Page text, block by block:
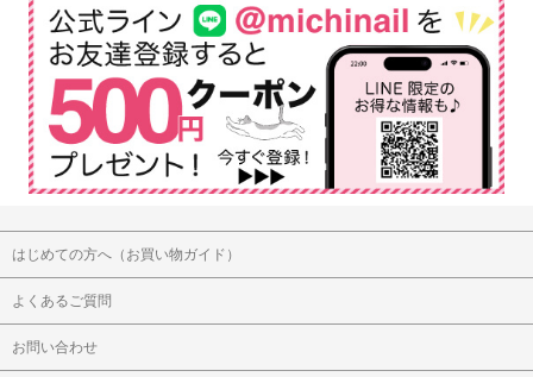
はじめての方へ（お買い物ガイド）
よくあるご質問
お問い合わせ